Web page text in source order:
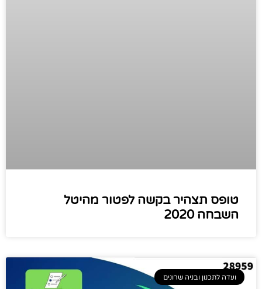
טופס תצהיר בקשה לפטור מהיטל
השבחה 2020
ועדה לתכנון ובניה שרונים